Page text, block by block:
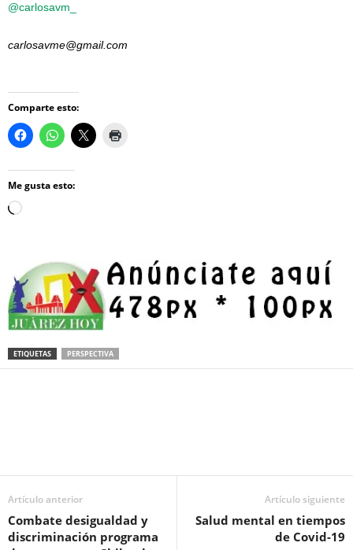
@carlosavm_
carlosavme@gmail.com
Comparte esto:
Me gusta esto:
Loading…
ETIQUETAS PERSPECTIVA
Artículo anterior
Combate desigualdad y
discriminación programa
Artículo siguiente
Salud mental en tiempos
de Covid-19